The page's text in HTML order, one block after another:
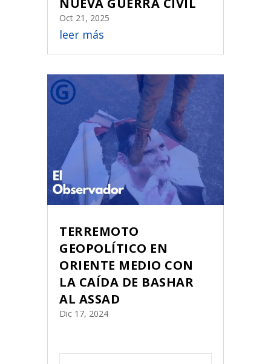
Oct 21, 2025
leer más
TERREMOTO
GEOPOLÍTICO EN
ORIENTE MEDIO CON
LA CAÍDA DE BASHAR
AL ASSAD
Dic 17, 2024